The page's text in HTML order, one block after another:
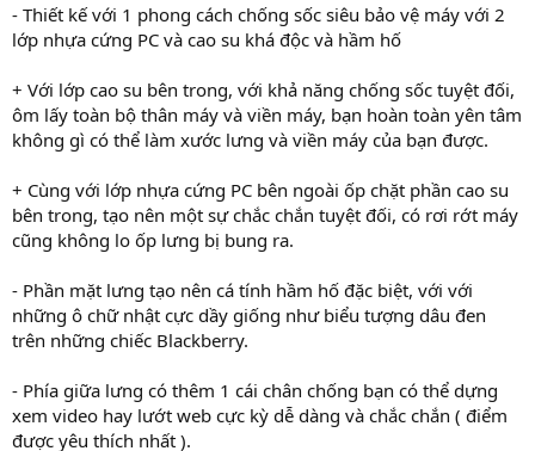
- Thiết kế với 1 phong cách chống sốc siêu bảo vệ máy với 2
lớp nhựa cứng PC và cao su khá độc và hầm hố
+ Với lớp cao su bên trong, với khả năng chống sốc tuyệt đối,
ôm lấy toàn bộ thân máy và viền máy, bạn hoàn toàn yên tâm
không gì có thể làm xước lưng và viền máy của bạn được.
+ Cùng với lớp nhựa cứng PC bên ngoài ốp chặt phần cao su
bên trong, tạo nên một sự chắc chắn tuyệt đối, có rơi rớt máy
cũng không lo ốp lưng bị bung ra.
- Phần mặt lưng tạo nên cá tính hầm hố đặc biệt, với với
những ô chữ nhật cực dầy giống như biểu tượng dâu đen
trên những chiếc Blackberry.
- Phía giữa lưng có thêm 1 cái chân chống bạn có thể dựng
xem video hay lướt web cực kỳ dễ dàng và chắc chắn ( điểm
được yêu thích nhất ).